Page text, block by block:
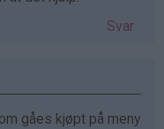
Svar
gåes kjøpt på meny